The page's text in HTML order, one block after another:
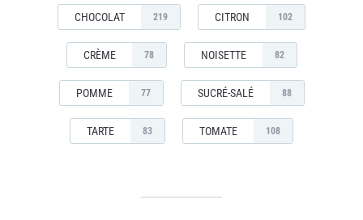
CHOCOLAT 219 CITRON 102
CRÈME 78 NOISETTE 82
POMME 77 SUCRÉ-SALÉ 88
TARTE 83 TOMATE 108